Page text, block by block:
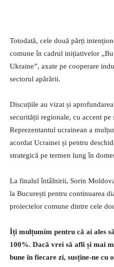
Totodată, cele două părți
comune în cadrul inițiativelor
Ukraine”, axate pe cooperare
sectorul apărării.
Discuțiile au vizat și
securității regionale, cu accent
Reprezentantul ucrainean a
acordat Ucrainei și pentru
strategică pe termen lung în
La finalul întâlnirii, Sorin
la București pentru continuarea
proiectelor comune dintre cele
Îți mulțumim pentru că ai ales
100%. Dacă vrei să afli și mai
bune în fiecare zi, susține-ne cu